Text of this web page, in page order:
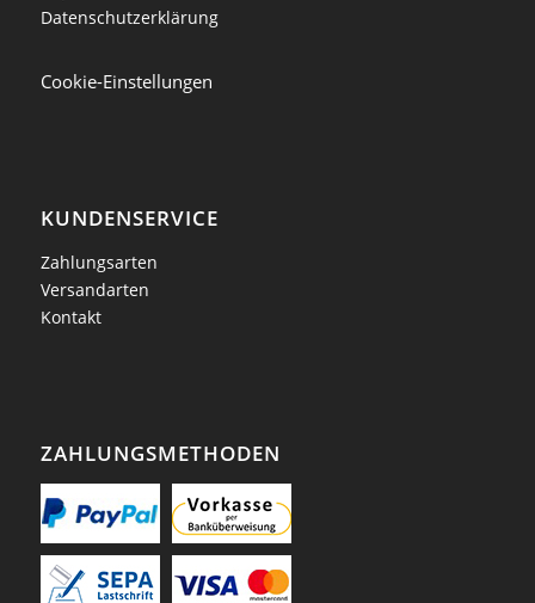
Datenschutzerklärung
Cookie-Einstellungen
KUNDENSERVICE
Zahlungsarten
Versandarten
Kontakt
ZAHLUNGSMETHODEN